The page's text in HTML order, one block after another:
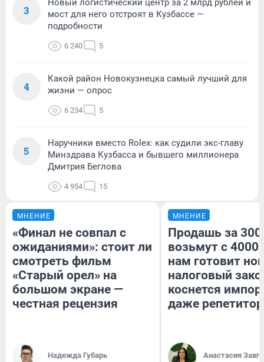
3
Новый логистический центр за 2 млрд рублей и
мост для него отстроят в Кузбассе —
подробности
6 240 5
4
Какой район Новокузнецка самый лучший для
жизни — опрос
6 234 5
5
Наручники вместо Rolex: как судили экс-главу
Минздрава Кузбасса и бывшего миллионера
Дмитрия Беглова
4 954 15
МНЕНИЕ
«Финал не совпал с
ожиданиями»: стоит ли
смотреть фильм
«Старый орел» на
большом экране —
честная рецензия
Надежда Губарь
МНЕНИЕ
Продашь за
возьмут с
нам готовит
налоговый
коснется
даже
Анастасия